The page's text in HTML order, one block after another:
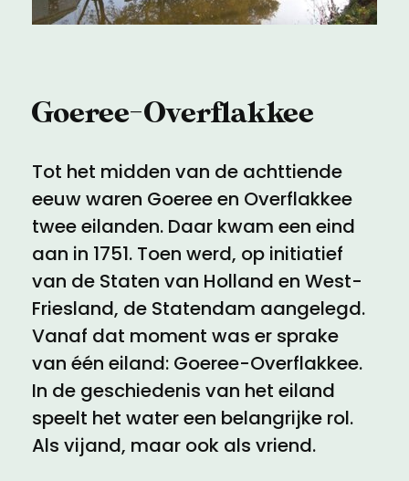
Goeree-Overflakkee
Tot het midden van de achttiende
eeuw waren Goeree en Overflakkee
twee eilanden. Daar kwam een eind
aan in 1751. Toen werd, op initiatief
van de Staten van Holland en West-
Friesland, de Statendam aangelegd.
Vanaf dat moment was er sprake
van één eiland: Goeree-Overflakkee.
In de geschiedenis van het eiland
speelt het water een belangrijke rol.
Als vijand, maar ook als vriend.